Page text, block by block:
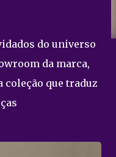
do universo
da marca,
coleção que traduz